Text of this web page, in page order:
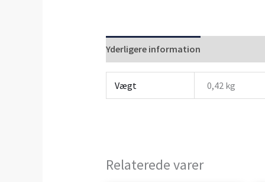
Yderligere information
Vægt 0,42 kg
Relaterede varer